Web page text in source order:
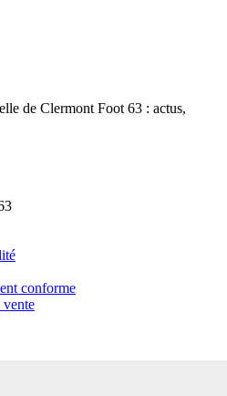
de Clermont Foot 63 : actus,
conforme
vente